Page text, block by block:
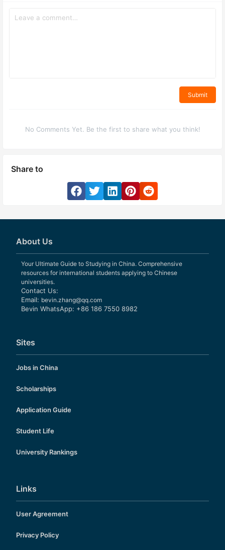
Submit
No Comments Yet. Be the first to share what you think!
Share to
About Us
Your Ultimate Guide to Studying in China. Comprehensive
resources for international students applying to Chinese
universities.
Contact Us:
Email: bevin.zhang@qq.com
Bevin WhatsApp: +86 186 7550 8982
Sites
Jobs in China
Scholarships
Application Guide
Student Life
University Rankings
Links
User Agreement
Privacy Policy